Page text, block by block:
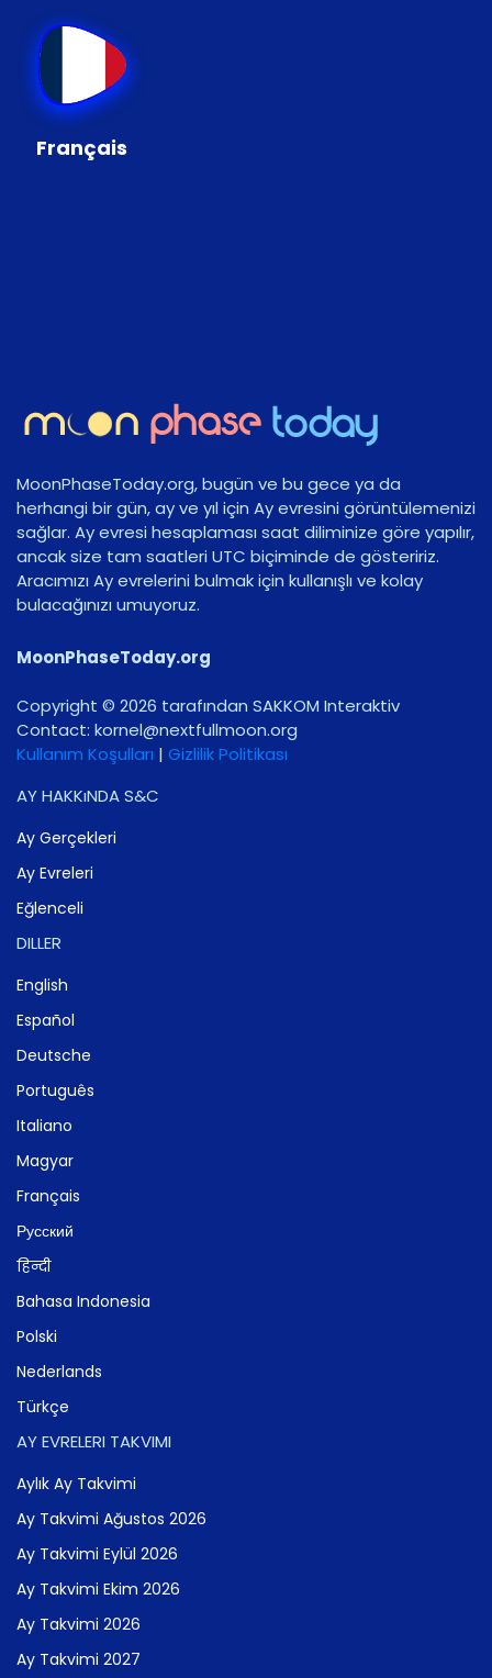
Français
MoonPhaseToday.org, bugün ve bu gece ya da
herhangi bir gün, ay ve yıl için Ay evresini görüntülemenizi
sağlar. Ay evresi hesaplaması saat diliminize göre yapılır,
ancak size tam saatleri UTC biçiminde de gösteririz.
Aracımızı Ay evrelerini bulmak için kullanışlı ve kolay
bulacağınızı umuyoruz.
MoonPhaseToday.org
Copyright © 2026 tarafından SAKKOM Interaktiv
Contact: gro.noomlluftxen@lenrok
Kullanım Koşulları | Gizlilik Politikası
AY HAKKıNDA S&C
Ay Gerçekleri
Ay Evreleri
Eğlenceli
DILLER
English
Español
Deutsche
Português
Italiano
Magyar
Français
Русский
हिन्दी
Bahasa Indonesia
Polski
Nederlands
Türkçe
AY EVRELERI TAKVIMI
Aylık Ay Takvimi
Ay Takvimi Ağustos 2026
Ay Takvimi Eylül 2026
Ay Takvimi Ekim 2026
Ay Takvimi 2026
Ay Takvimi 2027